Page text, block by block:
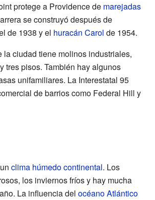
protege a Providence de marejadas
se construyó después de
de 1938 y el huracán Carol de 1954.
la ciudad tiene molinos industriales,
tres pisos. También hay algunos
unifamiliares. La Interestatal 95
de barrios como Federal Hill y
clima húmedo continental. Los
los inviernos fríos y hay mucha
La influencia del océano Atlántico